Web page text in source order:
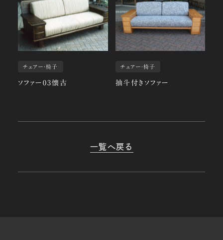
チェアー・椅子
ソファー03懐古
チェアー・椅子
抽斗付きソファー
一覧へ戻る